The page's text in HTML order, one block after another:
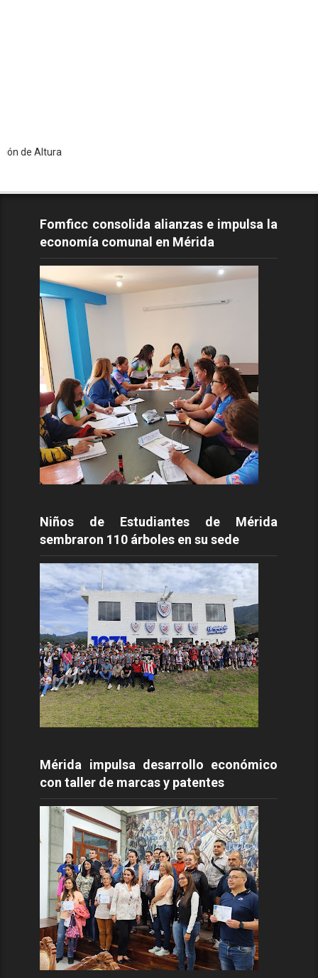
Fomficc consolida alianzas e impulsa la
economía comunal en Mérida
Niños de Estudiantes de Mérida
sembraron 110 árboles en su sede
Mérida impulsa desarrollo económico
con taller de marcas y patentes